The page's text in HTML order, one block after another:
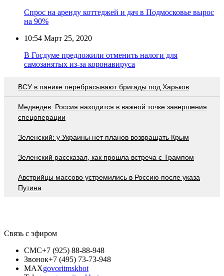
Спрос на аренду коттеджей и дач в Подмосковье вырос
на 90%
10:54 Март 25, 2020
В Госдуме предложили отменить налоги для
самозанятых из-за коронавируса
ВСУ в панике перебрасывают бригады под Харьков
Медведев: Россия находится в важной точке завершения
спецоперации
Зеленский: у Украины нет планов возвращать Крым
Зеленский рассказал, как прошла встреча с Трампом
Австрийцы массово устремились в Россию после указа
Путина
Связь с эфиром
СМС+7 (925) 88-88-948
Звонок+7 (495) 73-73-948
MAXgovoritmskbot